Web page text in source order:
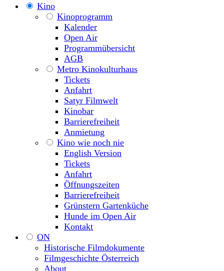
Kino
Kinoprogramm
Kalender
Open Air
Programmübersicht
AGB
Metro Kinokulturhaus
Tickets
Anfahrt
Satyr Filmwelt
Kinobar
Barrierefreiheit
Anmietung
Kino wie noch nie
English Version
Tickets
Anfahrt
Öffnungszeiten
Barrierefreiheit
Grünstern Gartenküche
Hunde im Open Air
Kontakt
ON
Historische Filmdokumente
Filmgeschichte Österreich
About